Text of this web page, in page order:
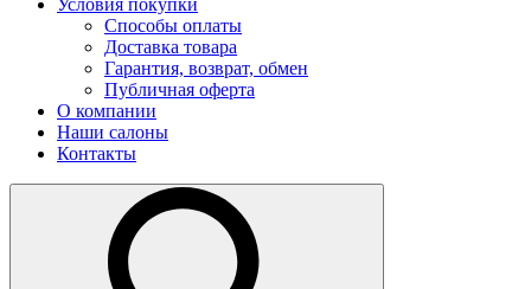
Условия покупки
Способы оплаты
Доставка товара
Гарантия, возврат, обмен
Публичная оферта
О компании
Наши салоны
Контакты